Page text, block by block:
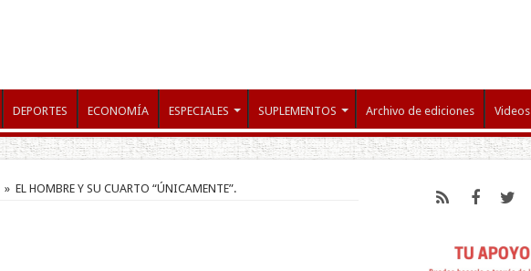
DEPORTES ECONOMÍA ESPECIALES SUPLEMENTOS Archivo de ediciones Videos
» EL HOMBRE Y SU CUARTO “ÚNICAMENTE”.